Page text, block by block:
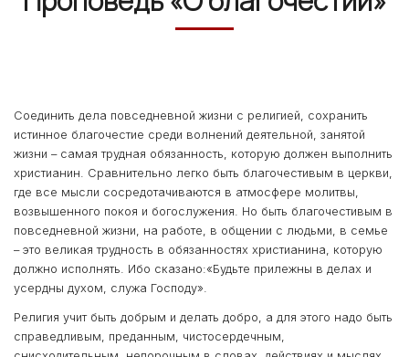
Соединить дела повседневной жизни с религией, сохранить
истинное благочестие среди волнений деятельной, занятой
жизни – самая трудная обязанность, которую должен выполнить
христианин. Сравнительно легко быть благочестивым в церкви,
где все мысли сосредотачиваются в атмосфере молитвы,
возвышенного покоя и богослужения. Но быть благочестивым в
повседневной жизни, на работе, в общении с людьми, в семье
– это великая трудность в обязанностях христианина, которую
должно исполнять. Ибо сказано:«Будьте прилежны в делах и
усердны духом, служа Господу».
Религия учит быть добрым и делать добро, а для этого надо быть
справедливым, преданным, чистосердечным,